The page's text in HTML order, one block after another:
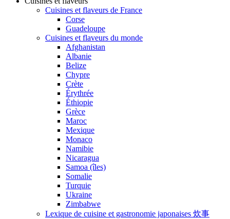
Cuisines et flaveurs de France
Corse
Guadeloupe
Cuisines et flaveurs du monde
Afghanistan
Albanie
Belize
Chypre
Crète
Érythrée
Éthiopie
Grèce
Maroc
Mexique
Monaco
Namibie
Nicaragua
Samoa (îles)
Somalie
Turquie
Ukraine
Zimbabwe
Lexique de cuisine et gastronomie japonaises 炊事